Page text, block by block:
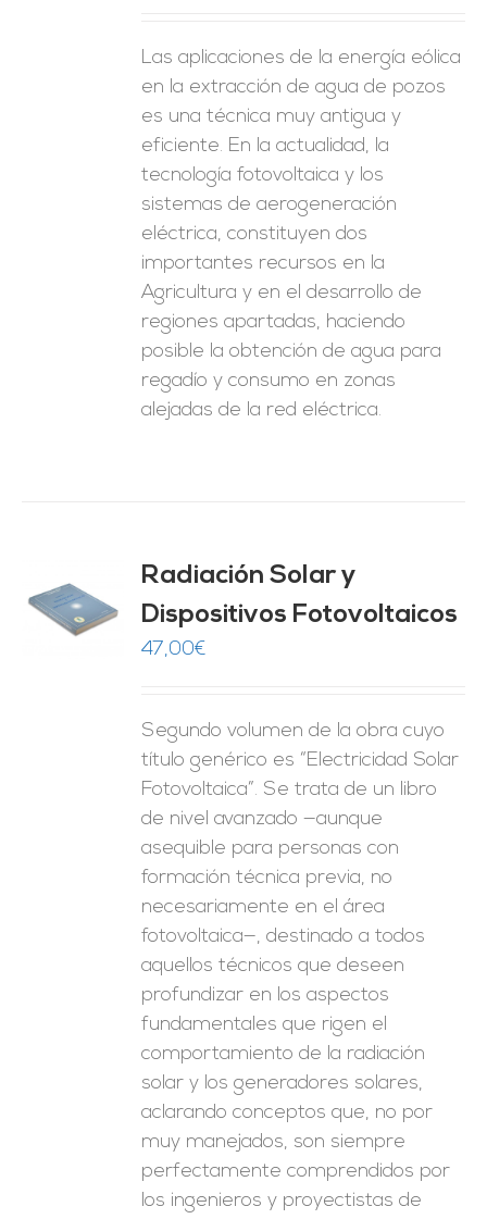
Las aplicaciones de la energía eólica
en la extracción de agua de pozos
es una técnica muy antigua y
eficiente. En la actualidad, la
tecnología fotovoltaica y los
sistemas de aerogeneración
eléctrica, constituyen dos
importantes recursos en la
Agricultura y en el desarrollo de
regiones apartadas, haciendo
posible la obtención de agua para
regadío y consumo en zonas
alejadas de la red eléctrica.
Radiación Solar y
Dispositivos Fotovoltaicos
47,00€
Segundo volumen de la obra cuyo
título genérico es “Electricidad Solar
Fotovoltaica”. Se trata de un libro
de nivel avanzado —aunque
asequible para personas con
formación técnica previa, no
necesariamente en el área
fotovoltaica—, destinado a todos
aquellos técnicos que deseen
profundizar en los aspectos
fundamentales que rigen el
comportamiento de la radiación
solar y los generadores solares,
aclarando conceptos que, no por
muy manejados, son siempre
perfectamente comprendidos por
los ingenieros y proyectistas de